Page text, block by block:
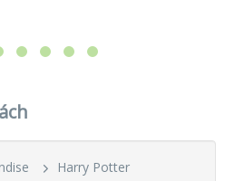
Harry Potter